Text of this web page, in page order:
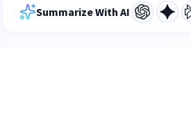
Summarize With AI